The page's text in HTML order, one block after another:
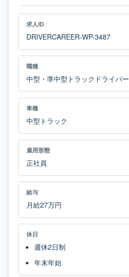
求人ID
DRIVERCAREER-WP-3487
職種
中型・準中型トラックドライバー
車種
中型トラック
雇用形態
正社員
給与
月給27万円
休日
週休2日制
年末年始